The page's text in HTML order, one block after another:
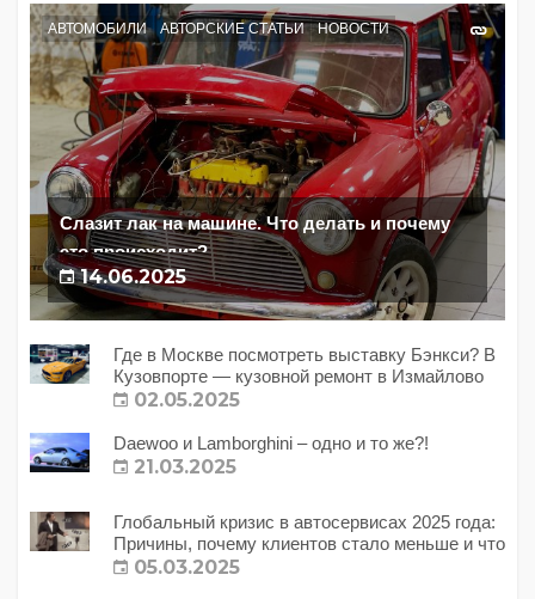
АВТОМОБИЛИ АВТОРСКИЕ СТАТЬИ НОВОСТИ
Слазит лак на машине. Что делать и почему
это происходит?
14.06.2025
Где в Москве посмотреть выставку Бэнкси? В
Кузовпорте — кузовной ремонт в Измайлово
02.05.2025
Daewoo и Lamborghini – одно и то же?!
21.03.2025
Глобальный кризис в автосервисах 2025 года:
Причины, почему клиентов стало меньше и что
с этим делать?
05.03.2025